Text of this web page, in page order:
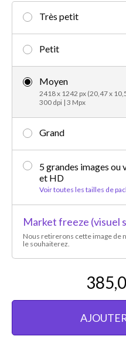
Très petit
Petit
Moyen
2418 x 1242 px (20,47 x
300 dpi | 3 Mpx
Grand
5 grandes images ou
et HD
Voir toutes les tailles de
Market freeze (visuel
Nous retirerons cette image de
le souhaiterez.